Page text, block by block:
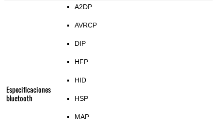
Especificaciones
bluetooth
A2DP
AVRCP
DIP
HFP
HID
HSP
MAP